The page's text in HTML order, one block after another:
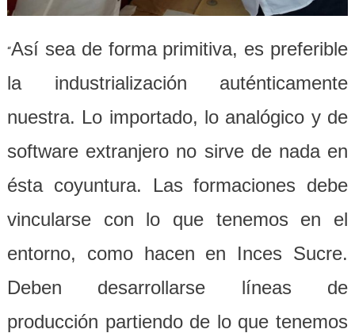
“Así sea de forma primitiva, es preferible
la industrialización auténticamente
nuestra. Lo importado, lo analógico y de
software extranjero no sirve de nada en
ésta coyuntura. Las formaciones debe
vincularse con lo que tenemos en el
entorno, como hacen en Inces Sucre.
Deben desarrollarse líneas de
producción partiendo de lo que tenemos